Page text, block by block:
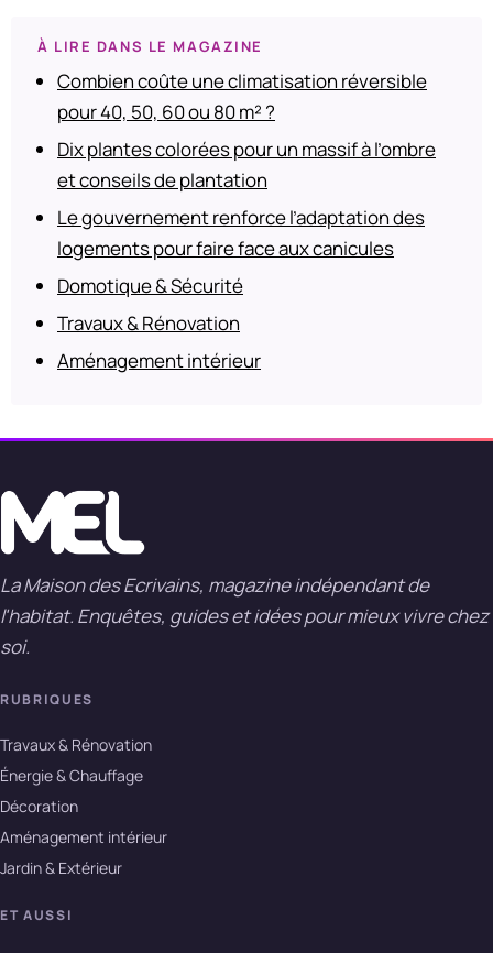
À LIRE DANS LE MAGAZINE
Combien coûte une climatisation réversible
pour 40, 50, 60 ou 80 m² ?
Dix plantes colorées pour un massif à l’ombre
et conseils de plantation
Le gouvernement renforce l’adaptation des
logements pour faire face aux canicules
Domotique & Sécurité
Travaux & Rénovation
Aménagement intérieur
La Maison des Ecrivains, magazine indépendant de
l'habitat. Enquêtes, guides et idées pour mieux vivre chez
soi.
RUBRIQUES
Travaux & Rénovation
Énergie & Chauffage
Décoration
Aménagement intérieur
Jardin & Extérieur
ET AUSSI